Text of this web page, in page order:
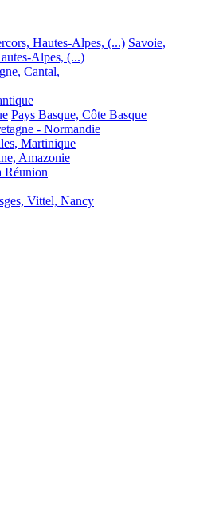
Hautes-Alpes, (...) Savoie,
Alpes, (...)
Cantal,
Pays Basque, Côte Basque
- Normandie
Martinique
Amazonie
Réunion
Vittel, Nancy